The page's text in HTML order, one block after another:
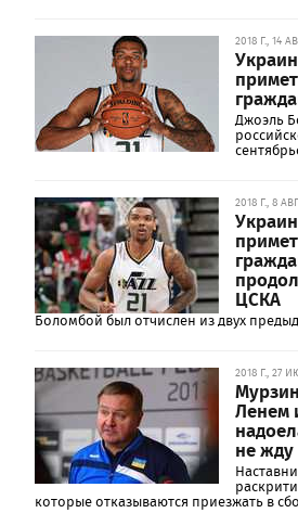
2018 Г., 14
Джоэль
2018 Г., 8
ЦСКА
Боломбой был отчислен из двух
2018 Г., 27
Ленем
не жду
которые отказываются приезжать в